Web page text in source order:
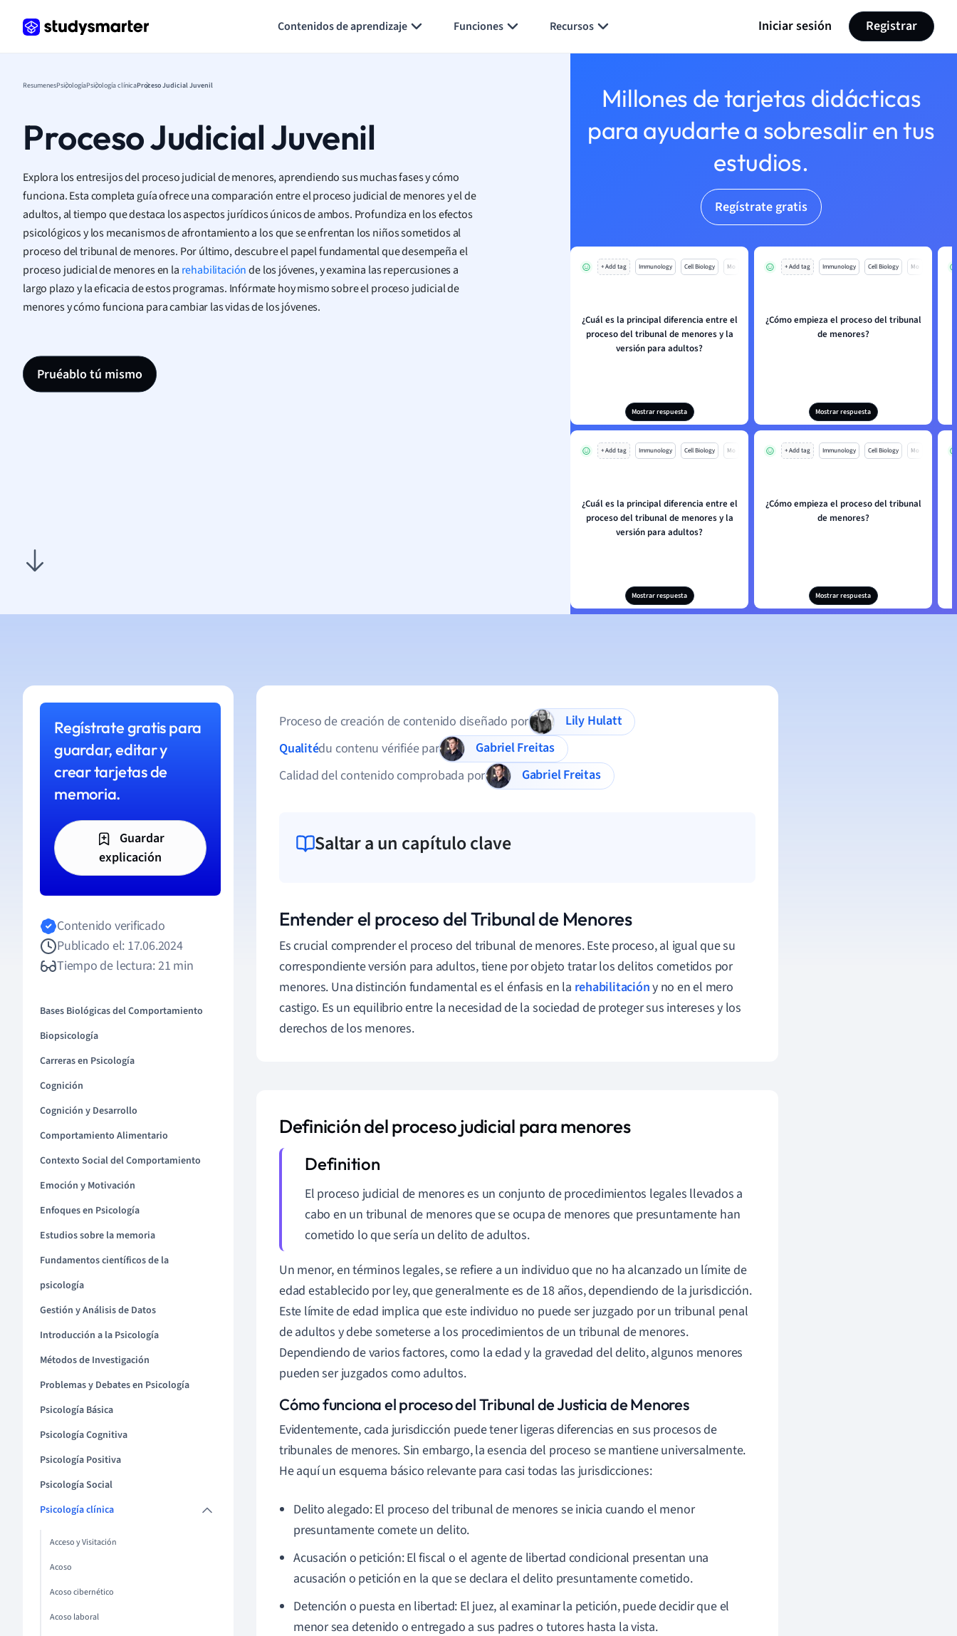
Contenidos de aprendizaje Funciones Recursos Iniciar sesión Registrar
ResumenesPsicologíaPsicología clínicaProceso Judicial Juvenil
Proceso Judicial Juvenil
Explora los entresijos del proceso judicial de menores, aprendiendo sus muchas fases y cómo
funciona. Esta completa guía ofrece una comparación entre el proceso judicial de menores y el de
adultos, al tiempo que destaca los aspectos jurídicos únicos de ambos. Profundiza en los efectos
psicológicos y los mecanismos de afrontamiento a los que se enfrentan los niños sometidos al
proceso del tribunal de menores. Por último, descubre el papel fundamental que desempeña el
proceso judicial de menores en la rehabilitaciónde los jóvenes, y examina las repercusiones a
largo plazo y la eficacia de estos programas. Infórmate hoy mismo sobre el proceso judicial de
menores y cómo funciona para cambiar las vidas de los jóvenes.
Pruéablo tú mismo
Millones de tarjetas didácticas
para ayudarte a sobresalir en tus
estudios.
Regístrate gratis
+ Add tag Immunology Cell Biology Mo
¿Cuál es la principal diferencia entre el
proceso del tribunal de menores y la
versión para adultos?
Mostrar respuesta
+ Add tag Immunology Cell Biology Mo
¿Cómo empieza el proceso del tribunal
de menores?
Mostrar respuesta
+ Add tag Immunology Cell Biology Mo
¿Cuál es la principal diferencia entre el
proceso del tribunal de menores y la
versión para adultos?
Mostrar respuesta
+ Add tag Immunology Cell Biology Mo
¿Cómo empieza el proceso del tribunal
de menores?
Mostrar respuesta
Regístrate gratis para
guardar, editar y
crear tarjetas de
memoria.
Guardar
explicación
Contenido verificado
Publicado el: 17.06.2024
Tiempo de lectura: 21 min
Bases Biológicas del Comportamiento
Biopsicología
Carreras en Psicología
Cognición
Cognición y Desarrollo
Comportamiento Alimentario
Contexto Social del Comportamiento
Emoción y Motivación
Enfoques en Psicología
Estudios sobre la memoria
Fundamentos científicos de la
psicología
Gestión y Análisis de Datos
Introducción a la Psicología
Métodos de Investigación
Problemas y Debates en Psicología
Psicología Básica
Psicología Cognitiva
Psicología Positiva
Psicología Social
Psicología clínica
Acceso y Visitación
Acoso
Acoso cibernético
Acoso laboral
Proceso de creación de contenido diseñado por
Lily Hulatt
Qualitédu contenu vérifiée par
Gabriel Freitas
Calidad del contenido comprobada por
Gabriel Freitas
Saltar a un capítulo clave
Entender el proceso del Tribunal de Menores
Es crucial comprender el proceso del tribunal de menores. Este proceso, al igual que su
correspondiente versión para adultos, tiene por objeto tratar los delitos cometidos por
menores. Una distinción fundamental es el énfasis en la rehabilitacióny no en el mero
castigo. Es un equilibrio entre la necesidad de la sociedad de proteger sus intereses y los
derechos de los menores.
Definición del proceso judicial para menores
El proceso judicial de menores es un conjunto de procedimientos legales llevados a
cabo en un tribunal de menores que se ocupa de menores que presuntamente han
cometido lo que sería un delito de adultos.
Un menor, en términos legales, se refiere a un individuo que no ha alcanzado un límite de
edad establecido por ley, que generalmente es de 18 años, dependiendo de la jurisdicción.
Este límite de edad implica que este individuo no puede ser juzgado por un tribunal penal
de adultos y debe someterse a los procedimientos de un tribunal de menores.
Dependiendo de varios factores, como la edad y la gravedad del delito, algunos menores
pueden ser juzgados como adultos.
Cómo funciona el proceso del Tribunal de Justicia de Menores
Evidentemente, cada jurisdicción puede tener ligeras diferencias en sus procesos de
tribunales de menores. Sin embargo, la esencia del proceso se mantiene universalmente.
He aquí un esquema básico relevante para casi todas las jurisdicciones:
Delito alegado: El proceso del tribunal de menores se inicia cuando el menor
presuntamente comete un delito.
Acusación o petición: El fiscal o el agente de libertad condicional presentan una
acusación o petición en la que se declara el delito presuntamente cometido.
Detención o puesta en libertad: El juez, al examinar la petición, puede decidir que el
menor sea detenido o entregado a sus padres o tutores hasta la vista.